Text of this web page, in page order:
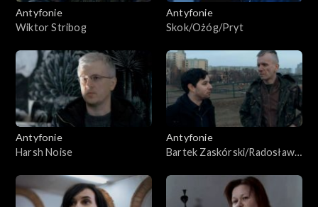
Antyfonie
Wiktor Stribog
Antyfonie
Skok/Ożóg/Pryt
Antyfonie
Harsh Noise
Antyfonie
Bartek Zaskórski/Radosław